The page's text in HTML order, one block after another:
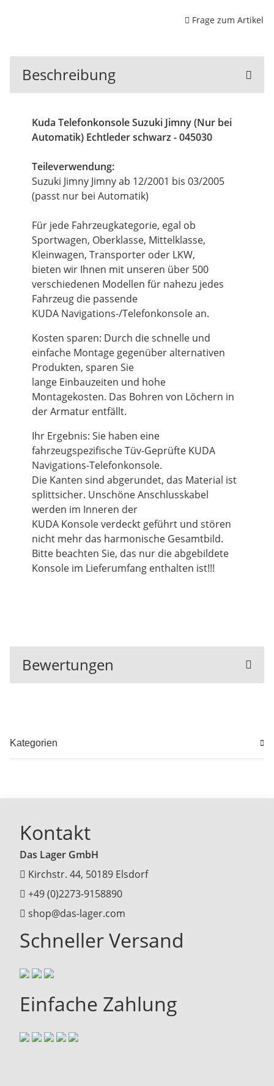
Frage zum Artikel
Beschreibung
Kuda Telefonkonsole Suzuki Jimny (Nur bei
Automatik) Echtleder schwarz - 045030
Teileverwendung:
Suzuki Jimny Jimny ab 12/2001 bis 03/2005
(passt nur bei Automatik)
Für jede Fahrzeugkategorie, egal ob
Sportwagen, Oberklasse, Mittelklasse,
Kleinwagen, Transporter oder LKW,
bieten wir Ihnen mit unseren über 500
verschiedenen Modellen für nahezu jedes
Fahrzeug die passende
KUDA Navigations-/Telefonkonsole an.
Kosten sparen: Durch die schnelle und
einfache Montage gegenüber alternativen
Produkten, sparen Sie
lange Einbauzeiten und hohe
Montagekosten. Das Bohren von Löchern in
der Armatur entfällt.
Ihr Ergebnis: Sie haben eine
fahrzeugspezifische Tüv-Geprüfte KUDA
Navigations-Telefonkonsole.
Die Kanten sind abgerundet, das Material ist
splittsicher. Unschöne Anschlusskabel
werden im Inneren der
KUDA Konsole verdeckt geführt und stören
nicht mehr das harmonische Gesamtbild.
Bitte beachten Sie, das nur die abgebildete
Konsole im Lieferumfang enthalten ist!!!
Bewertungen
Kategorien
Kontakt
Das Lager GmbH
Kirchstr. 44, 50189 Elsdorf
+49 (0)2273-9158890
shop@das-lager.com
Schneller Versand
Einfache Zahlung